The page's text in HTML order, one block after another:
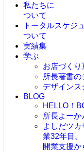
私たちに
ついて
トータルスケジ
ついて
実績集
学ぶ
お店づくり
所長著書
デザインス
BLOG
HELLO！
所長よーか
よしだツカ
業32年目
開業支援